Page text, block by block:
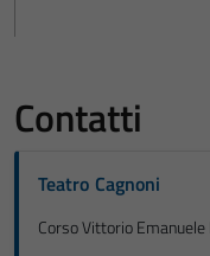
Contatti
Teatro Cagnoni
Corso Vittorio